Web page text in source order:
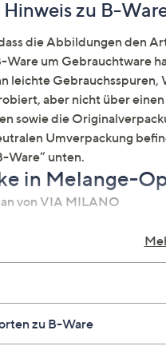
zu B-
die Abbildungen den
Ware um Gebrauchtware
leichte
aber nicht über
sowie die
Umverpackung
Ware“ unten.
in Melange-
von VIA MILANO
zu B-Ware